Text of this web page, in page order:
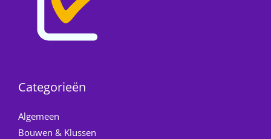
Categorieën
Algemeen
Bouwen & Klussen